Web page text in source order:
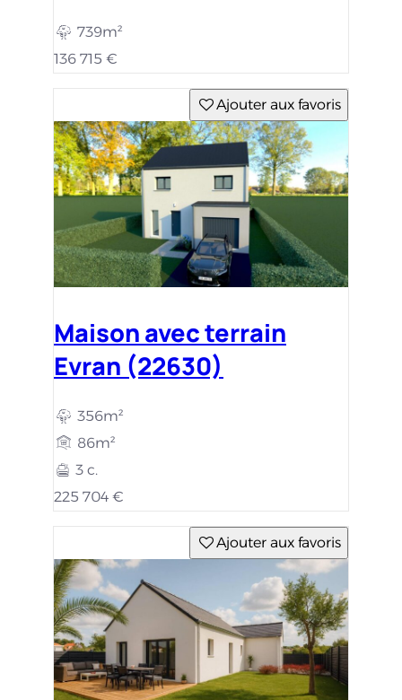
739m²
136 715 €
Ajouter aux favoris
Maison avec terrain
Evran (22630)
356m²
86m²
3 c.
225 704 €
Ajouter aux favoris